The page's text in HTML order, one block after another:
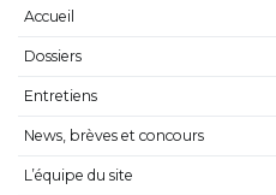
Accueil
Dossiers
Entretiens
News, brèves et concours
L’équipe du site